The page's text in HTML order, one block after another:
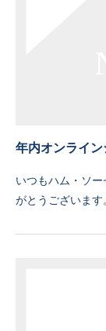
年内オンライ
いつもハム・ソ
がとうございます